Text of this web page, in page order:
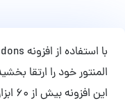
المنتور خود را ارتقا